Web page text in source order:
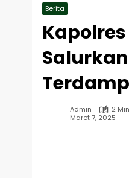
Berita
Admin
2
Maret 7, 2025